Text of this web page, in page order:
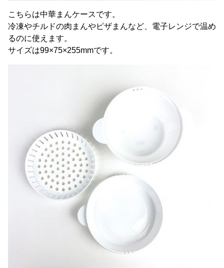
こちらは中華まんケースです。
冷凍やチルドの肉まんやピザまんなど、電子レンジで温め
るのに使えます。
サイズは99×75×255mmです。